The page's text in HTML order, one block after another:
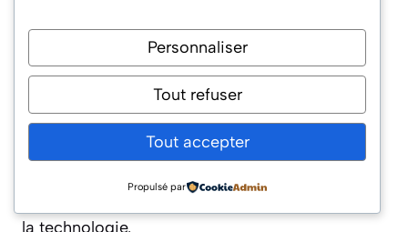
Quel rôle a joué Steve Jobs dans le
succès d’Apple ?
Steve Jobs a guidé Apple grâce à sa vision
stratégique du produit et une approche
innovante du marketing et du design,
la technologie.
Personnaliser
Tout refuser
Tout accepter
Propulsé par